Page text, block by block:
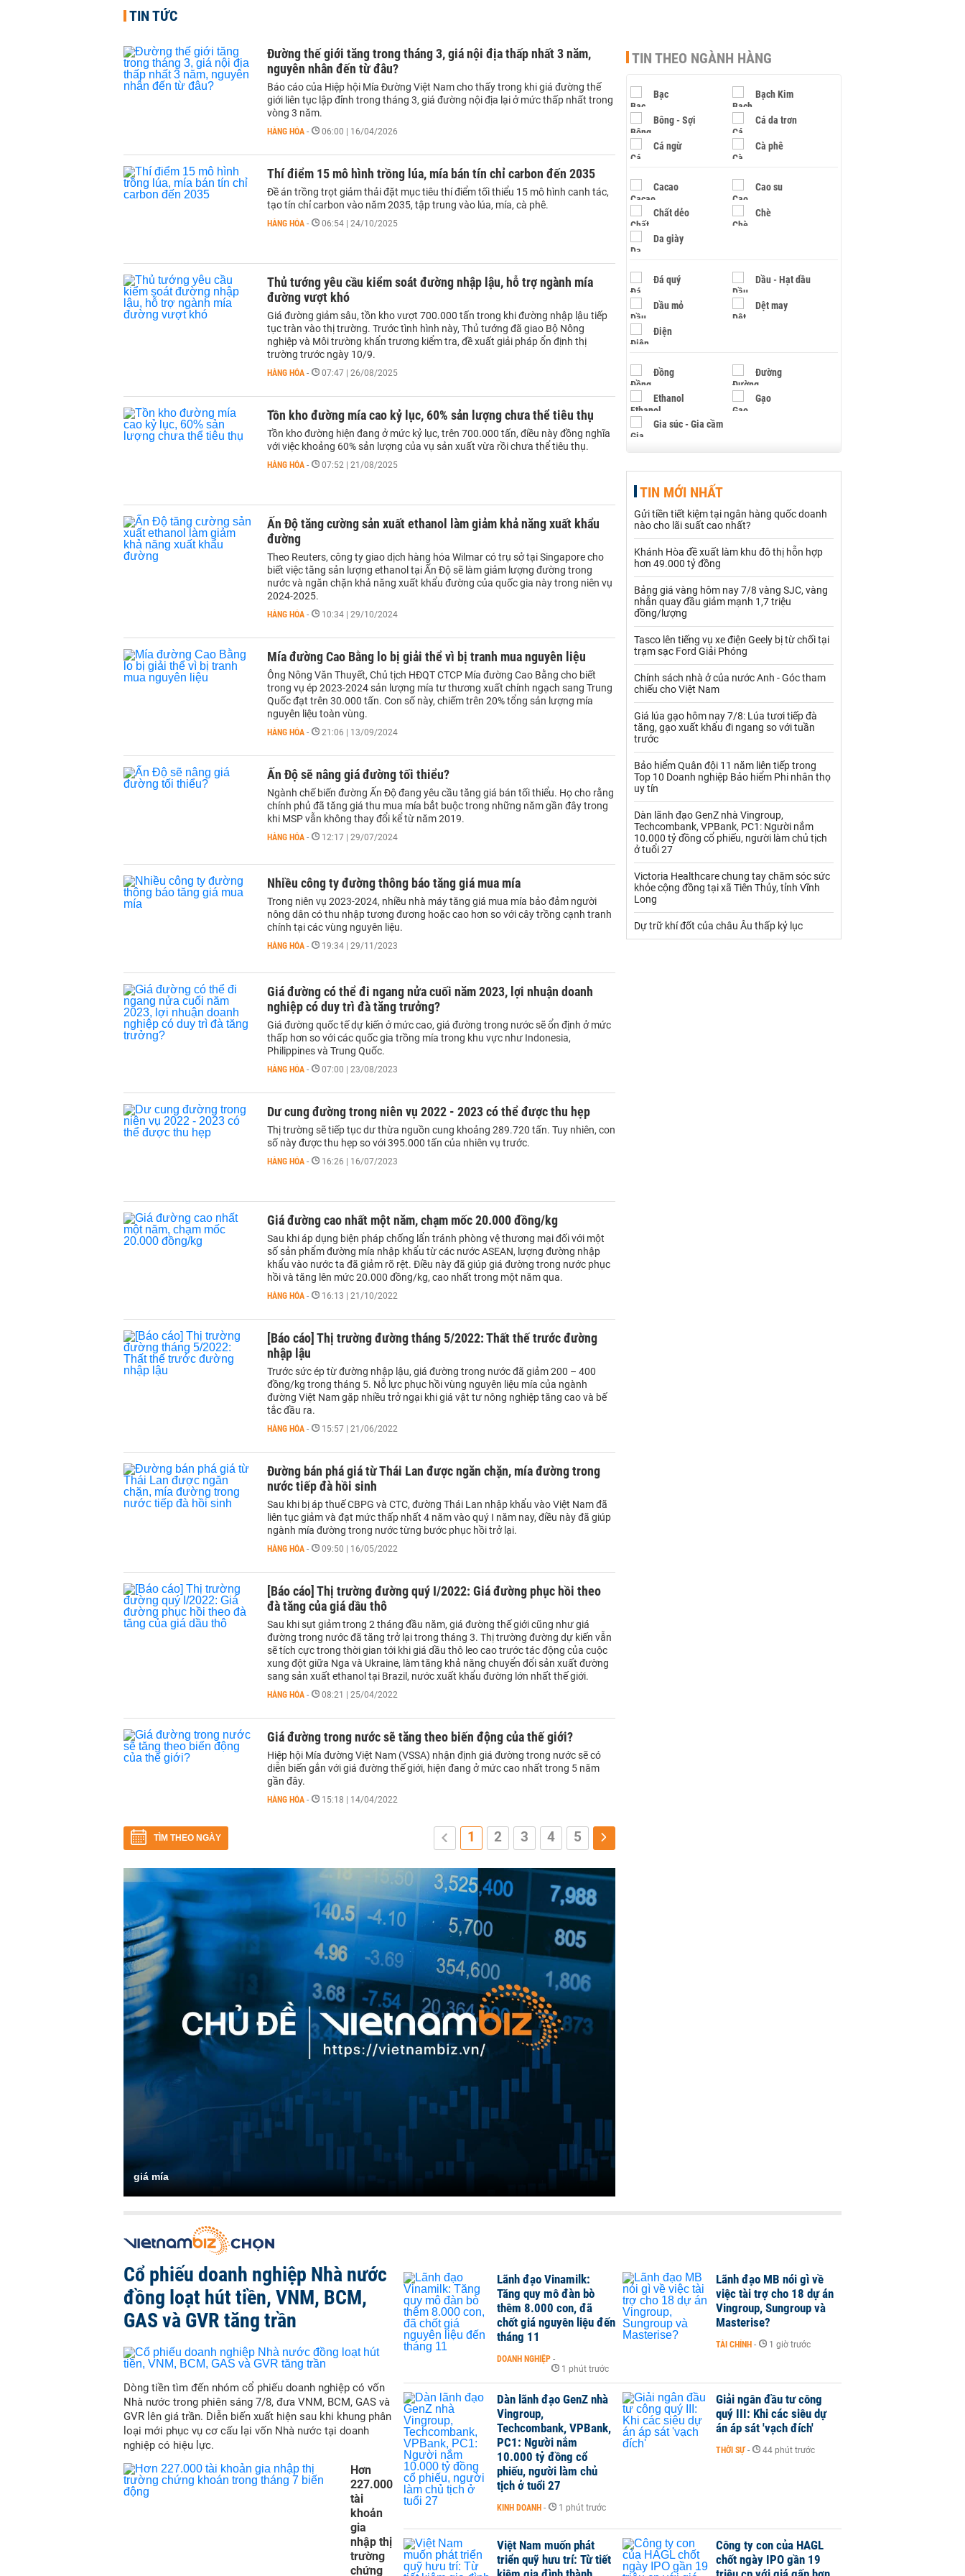
TIN TỨC
Đường thế giới tăng trong tháng 3, giá nội địa thấp nhất 3 năm,
nguyên nhân đến từ đâu?
Báo cáo của Hiệp hội Mía Đường Việt Nam cho thấy trong khi giá đường thế
giới liên tục lập đỉnh trong tháng 3, giá đường nội địa lại ở mức thấp nhất trong
vòng 3 năm.
HÀNG HÓA - 06:00 | 16/04/2026
Thí điểm 15 mô hình trồng lúa, mía bán tín chỉ carbon đến 2035
Đề án trồng trọt giảm thải đặt mục tiêu thí điểm tối thiểu 15 mô hình canh tác,
tạo tín chỉ carbon vào năm 2035, tập trung vào lúa, mía, cà phê.
HÀNG HÓA - 06:54 | 24/10/2025
Thủ tướng yêu cầu kiểm soát đường nhập lậu, hỗ trợ ngành mía
đường vượt khó
Giá đường giảm sâu, tồn kho vượt 700.000 tấn trong khi đường nhập lậu tiếp
tục tràn vào thị trường. Trước tình hình này, Thủ tướng đã giao Bộ Nông
nghiệp và Môi trường khẩn trương kiểm tra, đề xuất giải pháp ổn định thị
trường trước ngày 10/9.
HÀNG HÓA - 07:47 | 26/08/2025
Tồn kho đường mía cao kỷ lục, 60% sản lượng chưa thể tiêu thụ
Tồn kho đường hiện đang ở mức kỷ lục, trên 700.000 tấn, điều này đồng nghĩa
với việc khoảng 60% sản lượng của vụ sản xuất vừa rồi chưa thể tiêu thụ.
HÀNG HÓA - 07:52 | 21/08/2025
Ấn Độ tăng cường sản xuất ethanol làm giảm khả năng xuất khẩu
đường
Theo Reuters, công ty giao dịch hàng hóa Wilmar có trụ sở tại Singapore cho
biết việc tăng sản lượng ethanol tại Ấn Độ sẽ làm giảm lượng đường trong
nước và ngăn chặn khả năng xuất khẩu đường của quốc gia này trong niên vụ
2024-2025.
HÀNG HÓA - 10:34 | 29/10/2024
Mía đường Cao Bằng lo bị giải thể vì bị tranh mua nguyên liệu
Ông Nông Văn Thuyết, Chủ tịch HĐQT CTCP Mía đường Cao Bằng cho biết
trong vụ ép 2023-2024 sản lượng mía tư thương xuất chính ngạch sang Trung
Quốc đạt trên 30.000 tấn. Con số này, chiếm trên 20% tổng sản lượng mía
nguyên liệu toàn vùng.
HÀNG HÓA - 21:06 | 13/09/2024
Ấn Độ sẽ nâng giá đường tối thiểu?
Ngành chế biến đường Ấn Độ đang yêu cầu tăng giá bán tối thiểu. Họ cho rằng
chính phủ đã tăng giá thu mua mía bắt buộc trong những năm gần đây trong
khi MSP vẫn không thay đổi kể từ năm 2019.
HÀNG HÓA - 12:17 | 29/07/2024
Nhiều công ty đường thông báo tăng giá mua mía
Trong niên vụ 2023-2024, nhiều nhà máy tăng giá mua mía bảo đảm người
nông dân có thu nhập tương đương hoặc cao hơn so với cây trồng cạnh tranh
chính tại các vùng nguyên liệu.
HÀNG HÓA - 19:34 | 29/11/2023
Giá đường có thể đi ngang nửa cuối năm 2023, lợi nhuận doanh
nghiệp có duy trì đà tăng trưởng?
Giá đường quốc tế dự kiến ở mức cao, giá đường trong nước sẽ ổn định ở mức
thấp hơn so với các quốc gia trồng mía trong khu vực như Indonesia,
Philippines và Trung Quốc.
HÀNG HÓA - 07:00 | 23/08/2023
Dư cung đường trong niên vụ 2022 - 2023 có thể được thu hẹp
Thị trường sẽ tiếp tục dư thừa nguồn cung khoảng 289.720 tấn. Tuy nhiên, con
số này được thu hẹp so với 395.000 tấn của nhiên vụ trước.
HÀNG HÓA - 16:26 | 16/07/2023
Giá đường cao nhất một năm, chạm mốc 20.000 đồng/kg
Sau khi áp dụng biện pháp chống lẩn tránh phòng vệ thương mại đối với một
số sản phẩm đường mía nhập khẩu từ các nước ASEAN, lượng đường nhập
khẩu vào nước ta đã giảm rõ rệt. Điều này đã giúp giá đường trong nước phục
hồi và tăng lên mức 20.000 đồng/kg, cao nhất trong một năm qua.
HÀNG HÓA - 16:13 | 21/10/2022
[Báo cáo] Thị trường đường tháng 5/2022: Thất thế trước đường
nhập lậu
Trước sức ép từ đường nhập lậu, giá đường trong nước đã giảm 200 – 400
đồng/kg trong tháng 5. Nỗ lực phục hồi vùng nguyên liệu mía của ngành
đường Việt Nam gặp nhiều trở ngại khi giá vật tư nông nghiệp tăng cao và bế
tắc đầu ra.
HÀNG HÓA - 15:57 | 21/06/2022
Đường bán phá giá từ Thái Lan được ngăn chặn, mía đường trong
nước tiếp đà hồi sinh
Sau khi bị áp thuế CBPG và CTC, đường Thái Lan nhập khẩu vào Việt Nam đã
liên tục giảm và đạt mức thấp nhất 4 năm vào quý I năm nay, điều này đã giúp
ngành mía đường trong nước từng bước phục hồi trở lại.
HÀNG HÓA - 09:50 | 16/05/2022
[Báo cáo] Thị trường đường quý I/2022: Giá đường phục hồi theo
đà tăng của giá dầu thô
Sau khi sụt giảm trong 2 tháng đầu năm, giá đường thế giới cũng như giá
đường trong nước đã tăng trở lại trong tháng 3. Thị trường đường dự kiến vẫn
sẽ tích cực trong thời gian tới khi giá dầu thô leo cao trước tác động của cuộc
xung đột giữa Nga và Ukraine, làm tăng khả năng chuyển đổi sản xuất đường
sang sản xuất ethanol tại Brazil, nước xuất khẩu đường lớn nhất thế giới.
HÀNG HÓA - 08:21 | 25/04/2022
Giá đường trong nước sẽ tăng theo biến động của thế giới?
Hiệp hội Mía đường Việt Nam (VSSA) nhận định giá đường trong nước sẽ có
diễn biến gắn với giá đường thế giới, hiện đang ở mức cao nhất trong 5 năm
gần đây.
HÀNG HÓA - 15:18 | 14/04/2022
TÌM THEO NGÀY 1 2 3 4 5
giá mía
TIN THEO NGÀNH HÀNG
Bạc Bạch Kim
Bông - Sợi Cá da trơn
Cá ngừ Cà phê
Cacao Cao su
Chất dẻo Chè
Da giày
Đá quý Dầu - Hạt dầu
Dầu mỏ Dệt may
Điện
Đồng Đường
Ethanol Gạo
Gia súc - Gia cầm
Hạt điều
Khí đốt
Kim loại khác Mắc ca
Muối Ngũ cốc
Nhựa - Hạt nhựa
Palladium
Rau - Củ -Quả Sắt thép
Sữa
Than
Thủy hải sản khác Tôm
Vàng
VLXD khác Xăng dầu
Xi măng - Clynker
TIN MỚI NHẤT
Gửi tiền tiết kiệm tại ngân hàng quốc doanh
nào cho lãi suất cao nhất?
Khánh Hòa đề xuất làm khu đô thị hỗn hợp
hơn 49.000 tỷ đồng
Bảng giá vàng hôm nay 7/8 vàng SJC, vàng
nhẫn quay đầu giảm mạnh 1,7 triệu
đồng/lượng
Tasco lên tiếng vụ xe điện Geely bị từ chối tại
trạm sạc Ford Giải Phóng
Chính sách nhà ở của nước Anh - Góc tham
chiếu cho Việt Nam
Giá lúa gạo hôm nay 7/8: Lúa tươi tiếp đà
tăng, gạo xuất khẩu đi ngang so với tuần
trước
Bảo hiểm Quân đội 11 năm liên tiếp trong
Top 10 Doanh nghiệp Bảo hiểm Phi nhân thọ
uy tín
Dàn lãnh đạo GenZ nhà Vingroup,
Techcombank, VPBank, PC1: Người nắm
10.000 tỷ đồng cổ phiếu, người làm chủ tịch
ở tuổi 27
Victoria Healthcare chung tay chăm sóc sức
khỏe cộng đồng tại xã Tiên Thủy, tỉnh Vĩnh
Long
Dự trữ khí đốt của châu Âu thấp kỷ lục
Cổ phiếu doanh nghiệp Nhà nước
đồng loạt hút tiền, VNM, BCM,
GAS và GVR tăng trần
Dòng tiền tìm đến nhóm cổ phiếu doanh nghiệp có vốn
Nhà nước trong phiên sáng 7/8, đưa VNM, BCM, GAS và
GVR lên giá trần. Diễn biến xuất hiện sau khi khung phân
loại mới phục vụ cơ cấu lại vốn Nhà nước tại doanh
nghiệp có hiệu lực.
Hơn
227.000
tài
khoản
gia
nhập thị
trường
chứng
Lãnh đạo Vinamilk:
Tăng quy mô đàn bò
thêm 8.000 con, đã
chốt giá nguyên liệu đến
tháng 11
DOANH NGHIỆP -
1 phút trước
Lãnh đạo MB nói gì về
việc tài trợ cho 18 dự án
Vingroup, Sungroup và
Masterise?
TÀI CHÍNH - 1 giờ trước
Dàn lãnh đạo GenZ nhà
Vingroup,
Techcombank, VPBank,
PC1: Người nắm
10.000 tỷ đồng cổ
phiếu, người làm chủ
tịch ở tuổi 27
KINH DOANH - 1 phút trước
Giải ngân đầu tư công
quý III: Khi các siêu dự
án áp sát 'vạch đích'
THỜI SỰ - 44 phút trước
Việt Nam muốn phát
triển quỹ hưu trí: Từ tiết
Công ty con của HAGL
chốt ngày IPO gần 19